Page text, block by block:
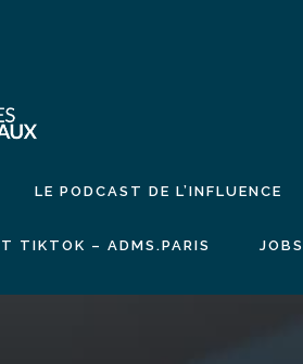
LE PODCAST DE L’INFLUENCE
TIKTOK – ADMS.PARIS JOBS